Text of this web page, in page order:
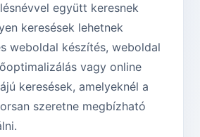
együtt keresnek
keresések lehetnek
weboldal készítés, weboldal
vagy online
keresések, amelyeknél a
szeretne megbízható